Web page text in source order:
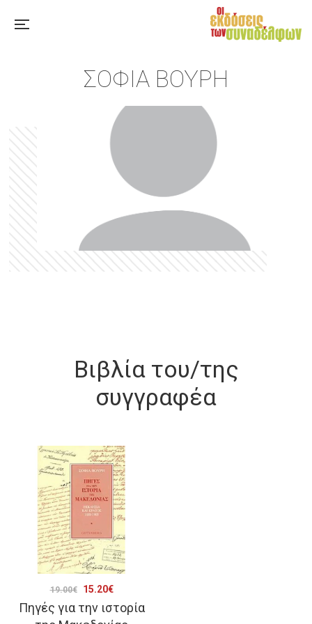
ΣΟΦΊΑ ΒΟΎΡΗ
Βιβλία του/της
συγγραφέα
Πηγές για την ιστορία
19.00€
Original
price
15.20€Η
τρέχουσα